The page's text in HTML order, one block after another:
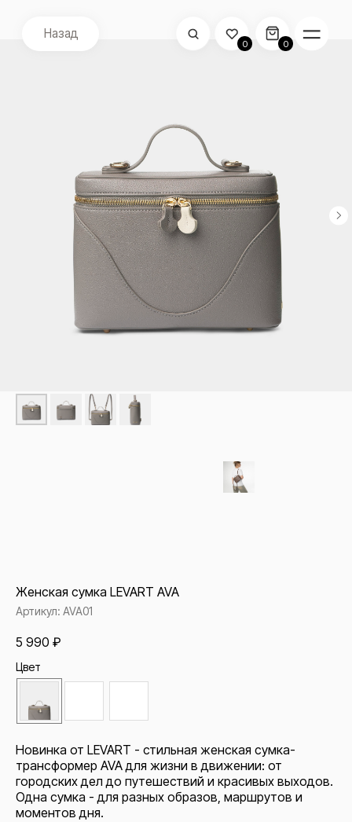
Женская сумка LEVART AVA
Артикул: AVA01
5 990 ₽
Цвет
Новинка от LEVART - стильная женская сумка-
трансформер AVA для жизни в движении: от
городских дел до путешествий и красивых выходов.
Одна сумка - для разных образов, маршрутов и
моментов дня.